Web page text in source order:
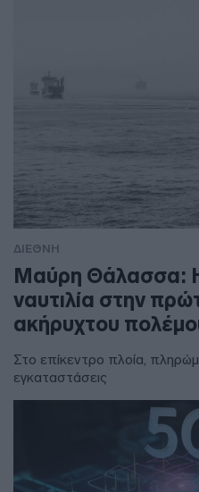
ΔΙΕΘΝΗ
Μαύρη Θάλασσα:
ναυτιλία στην
ακήρυχτου
Στο επίκεντρο πλοία,
εγκαταστάσεις